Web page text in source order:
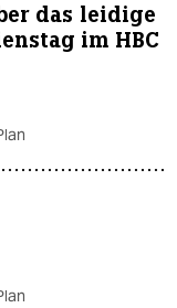
das leidige
im HBC